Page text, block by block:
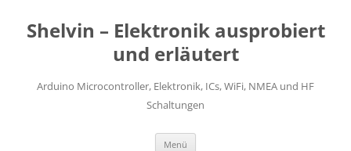
springen
Shelvin – Elektronik ausprobiert
und erläutert
Arduino Microcontroller, Elektronik, ICs, WiFi, NMEA und HF
Schaltungen
Menü